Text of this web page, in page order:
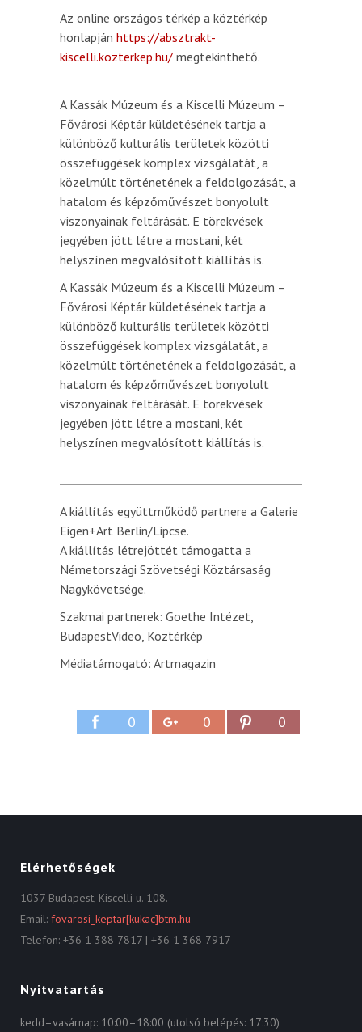
Az online országos térkép a köztérkép
honlapján https://absztrakt-
kiscelli.kozterkep.hu/ megtekinthető.
A Kassák Múzeum és a Kiscelli Múzeum –
Fővárosi Képtár küldetésének tartja a
különböző kulturális területek közötti
összefüggések komplex vizsgálatát, a
közelmúlt történetének a feldolgozását, a
hatalom és képzőművészet bonyolult
viszonyainak feltárását. E törekvések
jegyében jött létre a mostani, két
helyszínen megvalósított kiállítás is.
A Kassák Múzeum és a Kiscelli Múzeum –
Fővárosi Képtár küldetésének tartja a
különböző kulturális területek közötti
összefüggések komplex vizsgálatát, a
közelmúlt történetének a feldolgozását, a
hatalom és képzőművészet bonyolult
viszonyainak feltárását. E törekvések
jegyében jött létre a mostani, két
helyszínen megvalósított kiállítás is.
A kiállítás együttműködő partnere a Galerie
Eigen+Art Berlin/Lipcse.
A kiállítás létrejöttét támogatta a
Németországi Szövetségi Köztársaság
Nagykövetsége.
Szakmai partnerek: Goethe Intézet,
BudapestVideo, Köztérkép
Médiatámogató: Artmagazin
0 0 0
Elérhetőségek
1037 Budapest, Kiscelli u. 108.
Email: fovarosi_keptar[kukac]btm.hu
Telefon: +36 1 388 7817 | +36 1 368 7917
Nyitvatartás
kedd–vasárnap: 10:00–18:00 (utolsó belépés: 17:30)